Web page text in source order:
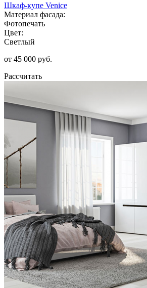
Шкаф-купе Venice
Материал фасада:
Фотопечать
Цвет:
Светлый
от 45 000 руб.
Рассчитать